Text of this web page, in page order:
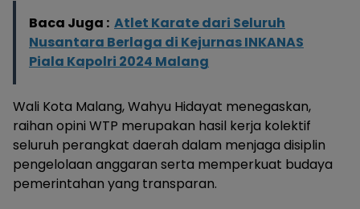
Baca Juga : Atlet Karate dari Seluruh
Nusantara Berlaga di Kejurnas INKANAS
Piala Kapolri 2024 Malang
Wali Kota Malang, Wahyu Hidayat menegaskan,
raihan opini WTP merupakan hasil kerja kolektif
seluruh perangkat daerah dalam menjaga disiplin
pengelolaan anggaran serta memperkuat budaya
pemerintahan yang transparan.